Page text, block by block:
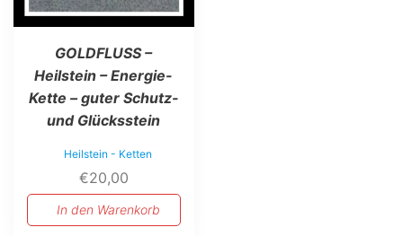
GOLDFLUSS –
Heilstein – Energie-
Kette – guter Schutz-
und Glücksstein
Heilstein - Ketten
€20,00
In den Warenkorb